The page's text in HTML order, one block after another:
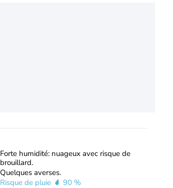
Forte humidité: nuageux avec risque de
brouillard.
Quelques averses.
Risque de pluie
90 %